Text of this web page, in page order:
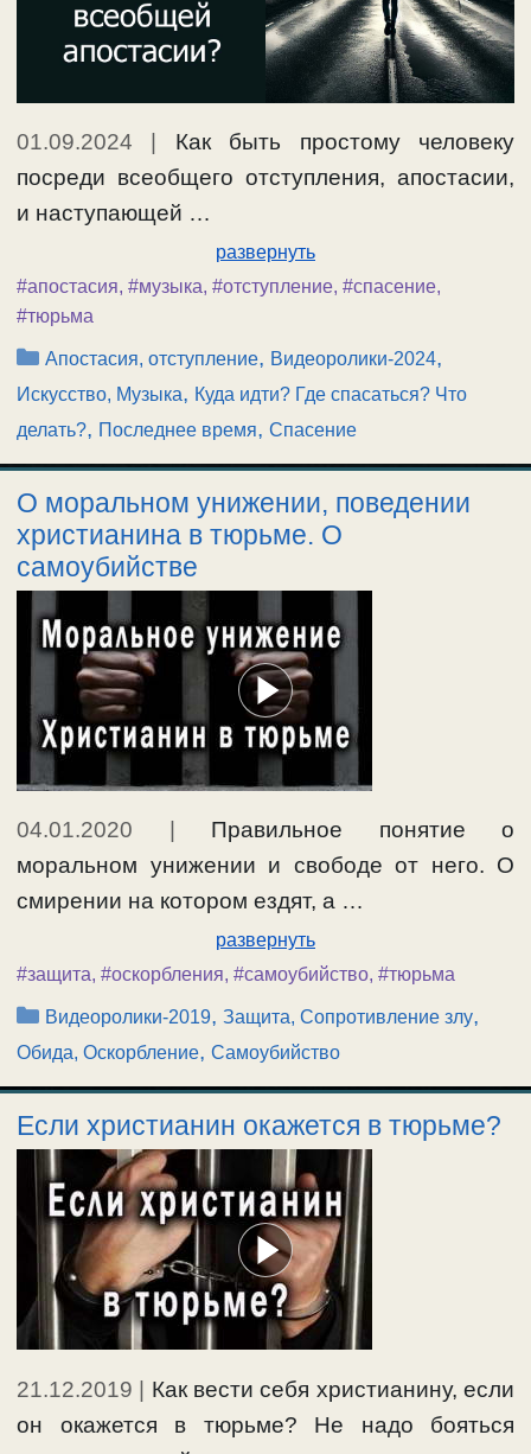
01.09.2024
Как быть простому человеку
посреди всеобщего отступления, апостасии,
и наступающей …
развернуть
#апостасия, #музыка, #отступление, #спасение,
#тюрьма
Рубрики
Апостасия, отступление, Видеоролики-2024,
Искусство, Музыка, Куда идти? Где спасаться? Что
делать?, Последнее время, Спасение
О моральном унижении, поведении
христианина в тюрьме. О
самоубийстве
04.01.2020
Правильное понятие о
моральном унижении и свободе от него. О
смирении на котором ездят, а …
развернуть
#защита, #оскорбления, #самоубийство, #тюрьма
Рубрики
Видеоролики-2019,Защита, Сопротивление злу,
Обида, Оскорбление, Самоубийство
Если христианин окажется в тюрьме?
21.12.2019 | Как вести себя христианину, если
он окажется в тюрьме? Не надо бояться